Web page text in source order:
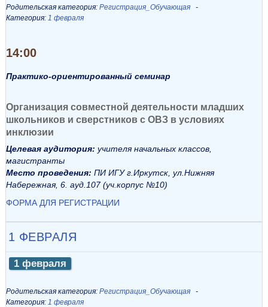
Родительская категория: Регистрация_Обучающая
Категория: 1 февраля
14:00
Практико-ориентированный семинар
Организация совместной деятельности младших
школьников и сверстников с ОВЗ в условиях
инклюзии
Целевая аудитория: учителя начальных классов,
магистранты
Место проведения: ПИ ИГУ г.Иркутск, ул.Нижняя
Набережная, 6. ауд.107 (уч.корпус №10)
ФОРМА ДЛЯ РЕГИСТРАЦИИ
1 ФЕВРАЛЯ
1 февраля
Родительская категория: Регистрация_Обучающая
Категория: 1 февраля